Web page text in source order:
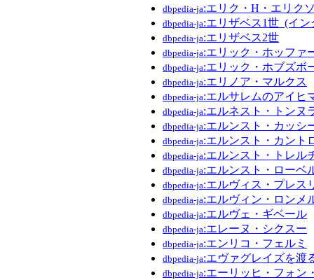
dbpedia-ja:エリク・H・エリク
dbpedia-ja:エリザベス1世_(イ
dbpedia-ja:エリザベス2世
dbpedia-ja:エリック・ホッファ
dbpedia-ja:エリック・ホブズボ
dbpedia-ja:エリノア・マルクス
dbpedia-ja:エルサレムのアイヒ
dbpedia-ja:エルネスト・トンヌ
dbpedia-ja:エルンスト・カッシ
dbpedia-ja:エルンスト・カント
dbpedia-ja:エルンスト・トレル
dbpedia-ja:エルンスト・ローベ
dbpedia-ja:エルヴィス・プレス
dbpedia-ja:エルヴィン・ロンメ
dbpedia-ja:エルヴェ・ギベール
dbpedia-ja:エレーヌ・シクスー
dbpedia-ja:エンリコ・フェルミ
dbpedia-ja:エヴァグレイズを渡
dbpedia-ja:エーリッヒ・フォン